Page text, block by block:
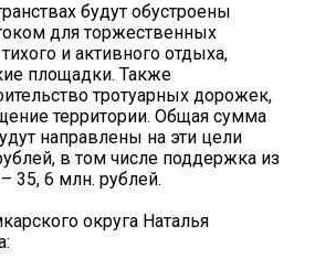
будут обустроены
для торжественных
и активного отдыха,
площадки. Также
тротуарных дорожек,
территории. Общая сумма
направлены на эти цели
в том числе поддержка из
35, 6 млн. рублей.
округа Наталья